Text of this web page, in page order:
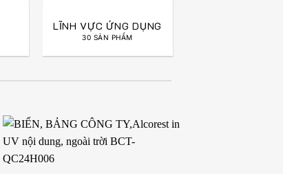
LĨNH VỰC ỨNG DỤNG
30 SẢN PHẨM